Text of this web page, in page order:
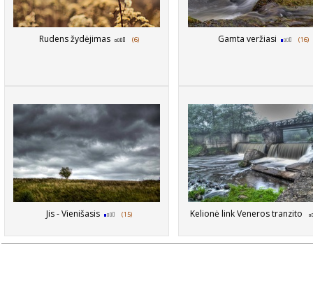
Rudens žydėjimas (6) Gamta veržiasi (16)
Jis - Vienišasis (15) Kelionė link Veneros tranzito